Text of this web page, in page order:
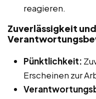
reagieren.
Zuverlässigkeit und
Pünktlichkeit:
Erscheinen zur